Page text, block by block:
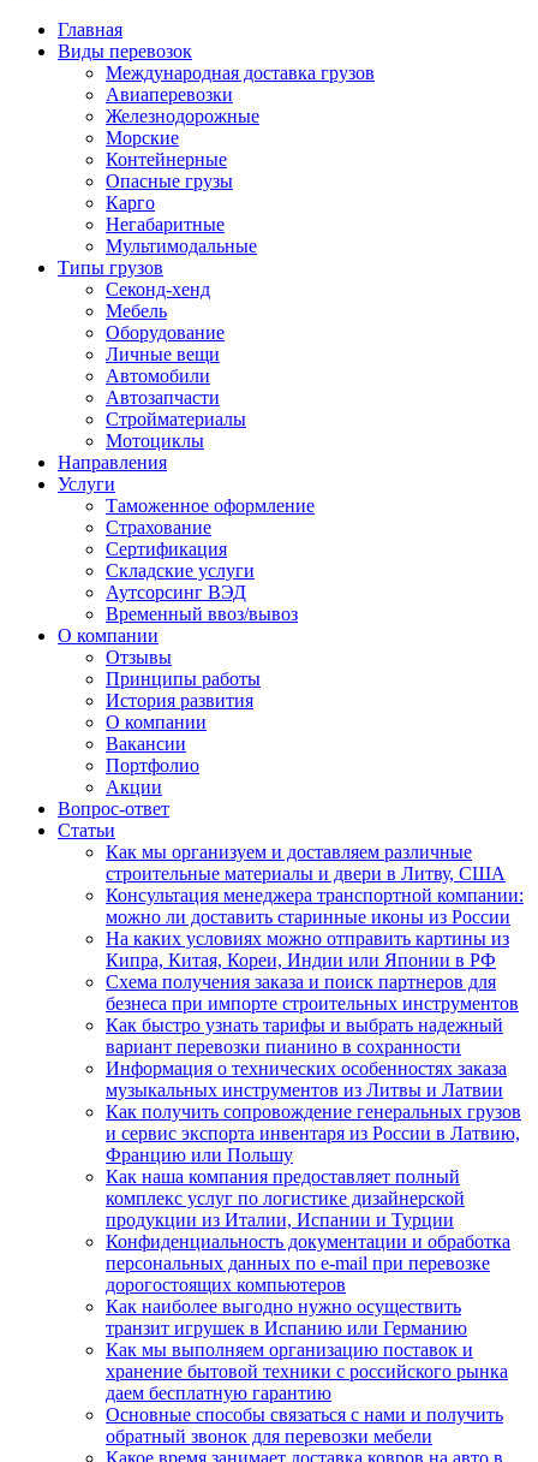
Главная
Виды перевозок
Международная доставка грузов
Авиаперевозки
Железнодорожные
Морские
Контейнерные
Опасные грузы
Карго
Негабаритные
Мультимодальные
Типы грузов
Секонд-хенд
Мебель
Оборудование
Личные вещи
Автомобили
Автозапчасти
Стройматериалы
Мотоциклы
Направления
Услуги
Таможенное оформление
Страхование
Сертификация
Складские услуги
Аутсорсинг ВЭД
Временный ввоз/вывоз
О компании
Отзывы
Принципы работы
История развития
О компании
Вакансии
Портфолио
Акции
Вопрос-ответ
Статьи
Как мы организуем и доставляем различные
строительные материалы и двери в Литву, США
Консультация менеджера транспортной компании:
можно ли доставить старинные иконы из России
На каких условиях можно отправить картины из
Кипра, Китая, Кореи, Индии или Японии в РФ
Схема получения заказа и поиск партнеров для
безнеса при импорте строительных инструментов
Как быстро узнать тарифы и выбрать надежный
вариант перевозки пианино в сохранности
Информация о технических особенностях заказа
музыкальных инструментов из Литвы и Латвии
Как получить сопровождение генеральных грузов
и сервис экспорта инвентаря из России в Латвию,
Францию или Польшу
Как наша компания предоставляет полный
комплекс услуг по логистике дизайнерской
продукции из Италии, Испании и Турции
Конфиденциальность документации и обработка
персональных данных по e-mail при перевозке
дорогостоящих компьютеров
Как наиболее выгодно нужно осуществить
транзит игрушек в Испанию или Германию
Как мы выполняем организацию поставок и
хранение бытовой техники с российского рынка
даем бесплатную гарантию
Основные способы связаться с нами и получить
обратный звонок для перевозки мебели
Какое время занимает доставка ковров на авто в